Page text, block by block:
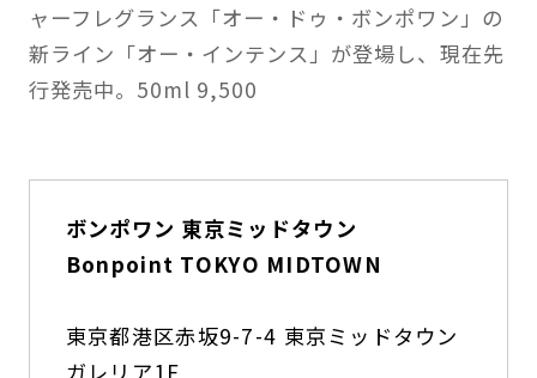
ャーフレグランス「オー・ドゥ・ボンポワン」の
新ライン「オー・インテンス」が登場し、現在先
行発売中。50ml 9,500
ボンポワン 東京ミッドタウン
Bonpoint TOKYO MIDTOWN
東京都港区赤坂9-7-4 東京ミッドタウン
ガレリア1F